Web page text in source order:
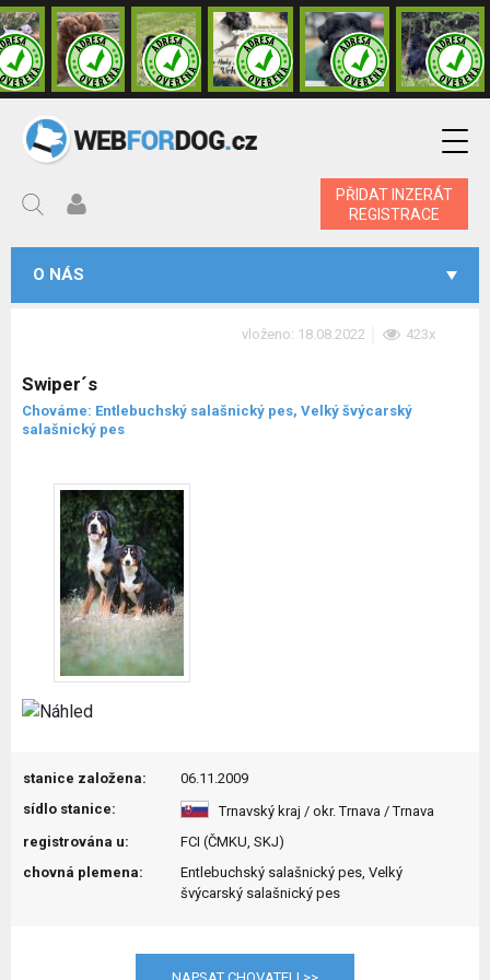
PŘIDAT INZERÁT
REGISTRACE
O NÁS
vloženo: 18.08.2022 423x
Swiper´s
Chováme: Entlebuchský salašnický pes, Velký švýcarský
salašnický pes
stanice založena:
06.11.2009
sídlo stanice:
Trnavský kraj / okr. Trnava / Trnava
registrována u:
FCI (ČMKU, SKJ)
chovná plemena:
Entlebuchský salašnický pes, Velký
švýcarský salašnický pes